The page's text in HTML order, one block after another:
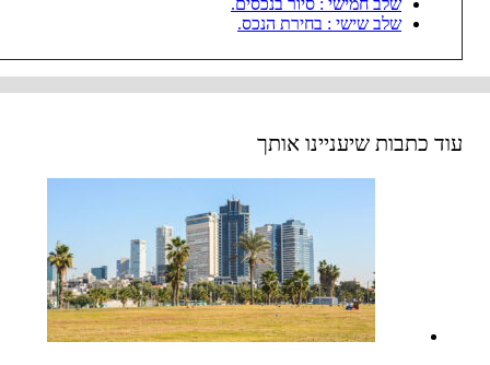
שלב שישי : בחירת הנכס.
עוד כתבות שיעניינו אותך